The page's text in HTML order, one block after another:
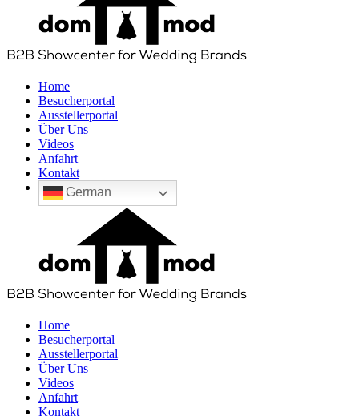
Home
Besucherportal
Ausstellerportal
Über Uns
Videos
Anfahrt
Kontakt
German
Home
Besucherportal
Ausstellerportal
Über Uns
Videos
Anfahrt
Kontakt